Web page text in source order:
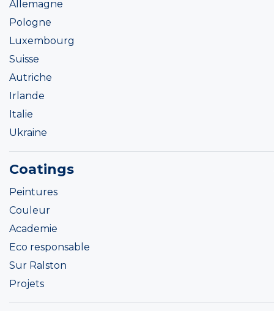
Allemagne
Pologne
Luxembourg
Suisse
Autriche
Irlande
Italie
Ukraine
Coatings
Peintures
Couleur
Academie
Eco responsable
Sur Ralston
Projets